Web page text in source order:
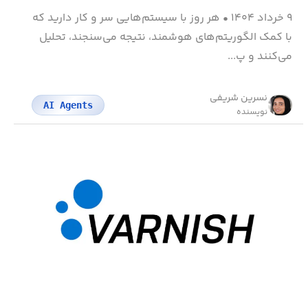
۹ خرداد ۱۴۰۴ • هر روز با سیستم‌هایی سر و کار دارید که
با کمک الگوریتم‌های هوشمند، نتیجه می‌سنجند، تحلیل
می‌کنند و پ...
نسرین شریفی
نویسنده
AI Agents